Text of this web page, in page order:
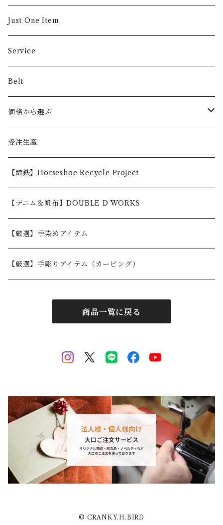
Just One Item
Service
Belt
価格から選ぶ
〜5,000円
5,001〜10,000円
10,001〜30,000円
30,001円〜
受注生産
【蹄鉄】Horseshoe Recycle Project
【デニム＆帆布】DOUBLE D WORKS
【厳選】手染めアイテム
【厳選】手彫りアイテム（カービング）
商品一覧に戻る
© CRANKY.H.BIRD